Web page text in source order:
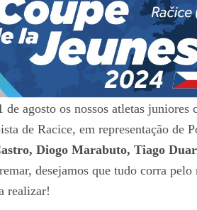
de agosto os nossos atletas juniores
de Racice, em representação de
Diogo Marabuto, Tiago
desejamos que tudo corra
realizar!